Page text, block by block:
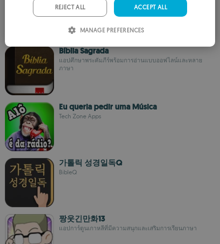
Saramma Jose
Bíblia Sagrada
แอปศึกษาพระคัมภีร์พร้อมการอ่านแบบออฟไลน์และหลาย
ภาษา
Eu queria pedir uma Música
Tech Zone Apps
가톨릭 성경일독Q
BibleQ
짱웃긴만화13
แอปการ์ตูนเกาหลีที่มีความสนุกและเสริมการเรียนภาษา
ROMANIAN
ACCEPT ALL
REJECT ALL
MANAGE PREFERENCES